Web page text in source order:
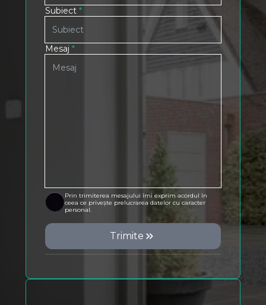
Subiect *
Mesaj *
Prin trimiterea mesajului îmi exprim acordul în
ceea ce privește prelucrarea datelor cu caracter
personal.
Trimite